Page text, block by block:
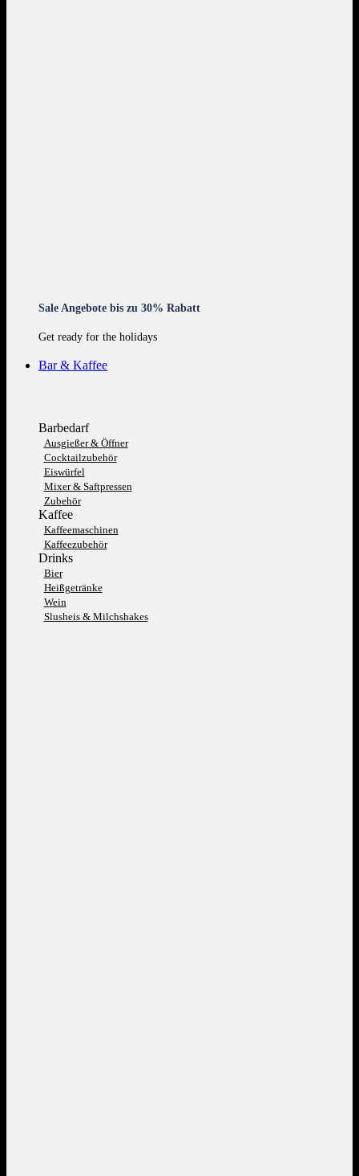
Sale Angebote bis zu 30% Rabatt
Get ready for the holidays
Bar & Kaffee
Barbedarf
Ausgießer & Öffner
Cocktailzubehör
Eiswürfel
Mixer & Saftpressen
Zubehör
Kaffee
Kaffeemaschinen
Kaffeezubehör
Drinks
Bier
Heißgetränke
Wein
Slusheis & Milchshakes